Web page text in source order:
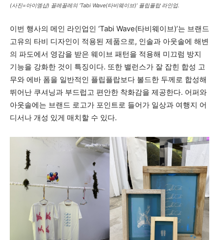
(사진=아이엠샵) 꼴레꼴레의 ‘Tabi Wave(타비웨이브)’ 플립플랍 라인업.
이번 행사의 메인 라인업인 ‘Tabi Wave(타비웨이브)’는 브랜드
고유의 타비 디자인이 적용된 제품으로, 인솔과 아웃솔에 해변
의 파도에서 영감을 받은 웨이브 패턴을 적용해 미끄럼 방지
기능을 강화한 것이 특징이다. 또한 밸런스가 잘 잡힌 합성 고
무와 에바 폼을 일반적인 플립플랍보다 볼드한 두께로 합성해
뛰어난 쿠셔닝과 부드럽고 편안한 착화감을 제공한다. 어퍼와
아웃솔에는 브랜드 로고가 포인트로 들어가 일상과 여행지 어
디서나 개성 있게 매치할 수 있다.